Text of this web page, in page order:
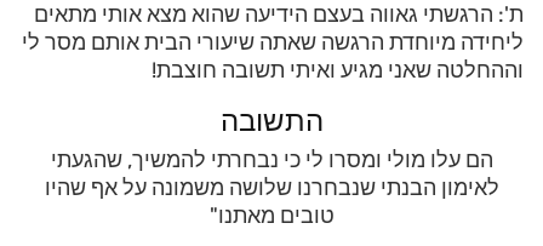
ת': הרגשתי גאווה בעצם הידיעה שהוא מצא אותי מתאים
ליחידה מיוחדת הרגשה שאתה שיעורי הבית אותם מסר לי
וההחלטה שאני מגיע ואיתי תשובה חוצבת!
התשובה
הם עלו מולי ומסרו לי כי נבחרתי להמשיך, שהגעתי
לאימון הבנתי שנבחרנו שלושה משמונה על אף שהיו
טובים מאתנו"